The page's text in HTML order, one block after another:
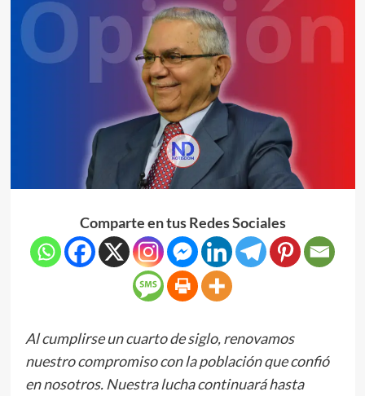
Comparte en tus Redes Sociales
Al cumplirse un cuarto de siglo, renovamos
nuestro compromiso con la población que confió
en nosotros. Nuestra lucha continuará hasta